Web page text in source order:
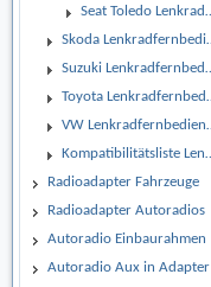
Seat Toledo Lenkradfernbedienungsadapter
Skoda Lenkradfernbedienungsadapter
Suzuki Lenkradfernbedienungsadapter
Toyota Lenkradfernbedienungsadapter
VW Lenkradfernbedienungsadapter
Kompatibilitätsliste Lenkrad Adapter
Radioadapter Fahrzeuge
Radioadapter Autoradios
Autoradio Einbaurahmen
Autoradio Aux in Adapter